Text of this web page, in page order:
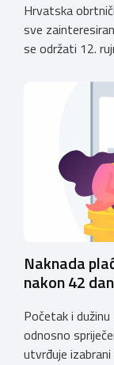
Hrvatska
sve
se održati 12.
očekuje bogat
renomiranih
programa
groomera: od
Naknada
nakon 42
Početak i
odnosno
utvrđuje